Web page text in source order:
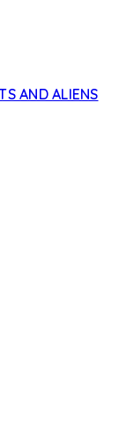
AND ALIENS